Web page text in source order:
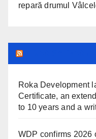
repară drumul
Roka Development
Certificate, an
to 10 years and a
WDP confirms 2026